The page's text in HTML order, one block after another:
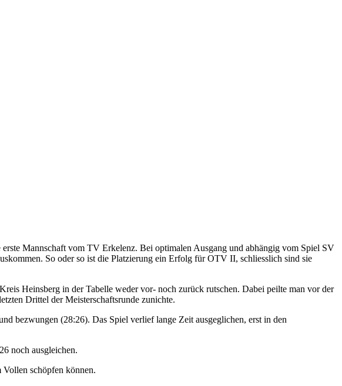
Mannschaft vom TV Erkelenz. Bei optimalen Ausgang und abhängig vom Spiel SV
So oder so ist die Platzierung ein Erfolg für OTV II, schliesslich sind sie
Heinsberg in der Tabelle weder vor- noch zurück rutschen. Dabei peilte man vor der
Drittel der Meisterschaftsrunde zunichte.
bezwungen (28:26). Das Spiel verlief lange Zeit ausgeglichen, erst in den
noch ausgleichen.
Vollen schöpfen können.